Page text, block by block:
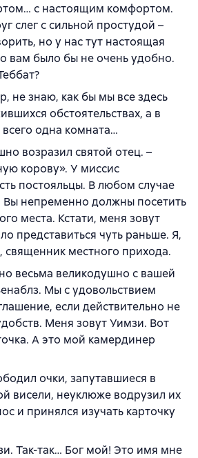
с настоящим комфортом.
слег с сильной простудой –
но у нас тут настоящая
вам было бы не очень удобно.
не знаю, как бы мы все здесь
обстоятельствах, а в
одна комната…
возразил святой отец. –
корову». У миссис
постояльцы. В любом случае
Вы непременно должны посетить
места. Кстати, меня зовут
представиться чуть раньше. Я,
священник местного прихода.
весьма великодушно с вашей
Мы с удовольствием
если действительно не
Меня зовут Уимзи. Вот
А это мой камердинер
очки, запутавшиеся в
висели, неуклюже водрузил их
и принялся изучать карточку
Так-так… Бог мой! Это имя мне